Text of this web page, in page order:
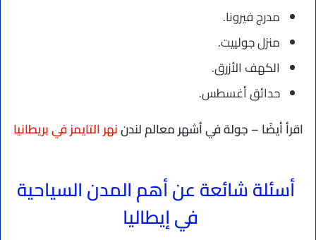
مدرج فيرونا.
منزل جولييت.
الكهف الأزرق.
حدائق أغسطس.
اقرأ أيضًا – جولة في أشهر معالم لندننهر التايمز في بريطانيا
أسئلة شائعة عن أهم المدن السياحية
في إيطاليا